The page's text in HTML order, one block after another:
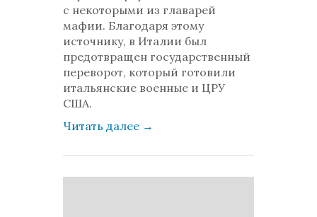
с некоторыми из главарей
мафии. Благодаря этому
источнику, в Италии был
предотвращен государственный
переворот, который готовили
итальянские военные и ЦРУ
США.
Читать далее →